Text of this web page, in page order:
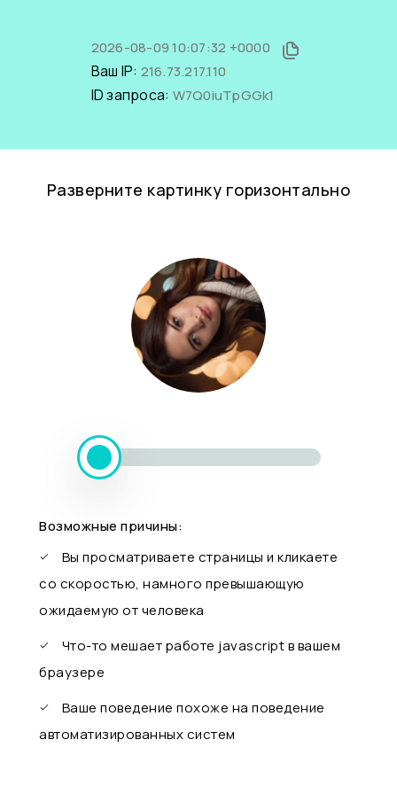
2026-08-09 10:07:32 +0000
Ваш IP: 216.73.217.110
ID запроса: W7Q0iuTpGGk1
Разверните картинку горизонтально
Возможные причины:
Вы просматриваете страницы и кликаете
со скоростью, намного превышающую
ожидаемую от человека
Что-то мешает работе javascript в вашем
браузере
Ваше поведение похоже на поведение
автоматизированных систем